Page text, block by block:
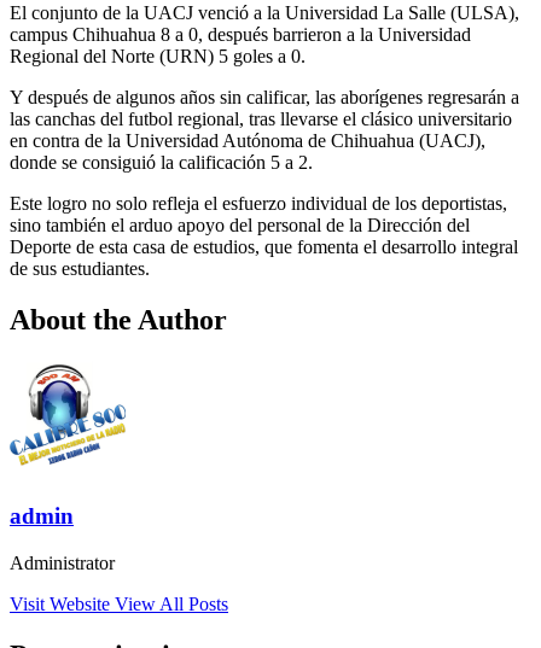
El conjunto de la UACJ venció a la Universidad La Salle (ULSA),
campus Chihuahua 8 a 0, después barrieron a la Universidad
Regional del Norte (URN) 5 goles a 0.
Y después de algunos años sin calificar, las aborígenes regresarán a
las canchas del futbol regional, tras llevarse el clásico universitario
en contra de la Universidad Autónoma de Chihuahua (UACJ),
donde se consiguió la calificación 5 a 2.
Este logro no solo refleja el esfuerzo individual de los deportistas,
sino también el arduo apoyo del personal de la Dirección del
Deporte de esta casa de estudios, que fomenta el desarrollo integral
de sus estudiantes.
About the Author
admin
Administrator
Visit Website View All Posts